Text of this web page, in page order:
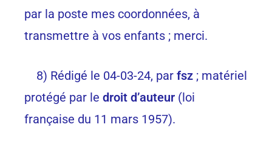
par la poste mes coordonnées, à
transmettre à vos enfants ; merci.
8) Rédigé le 04-03-24, par fsz ; matériel
protégé par le droit d’auteur (loi
française du 11 mars 1957).